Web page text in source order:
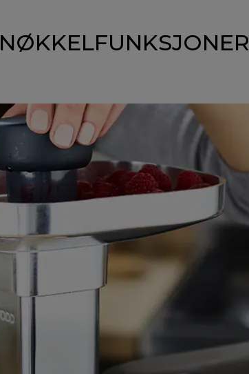
NØKKELFUNKSJONER